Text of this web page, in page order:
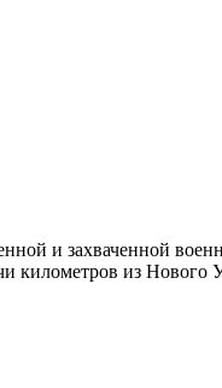
и захваченной
из Нового